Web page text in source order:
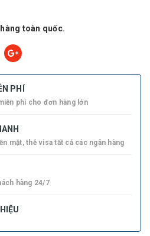
toàn quốc.
PHÍ
phí cho đơn hàng lớn
mặt, thẻ visa tất cả các ngân hàng
hàng 24/7